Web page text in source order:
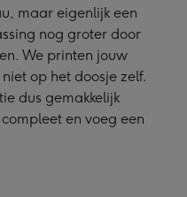
maar eigenlijk een
nog groter door
We printen jouw
op het doosje zelf.
dus gemakkelijk
en voeg een